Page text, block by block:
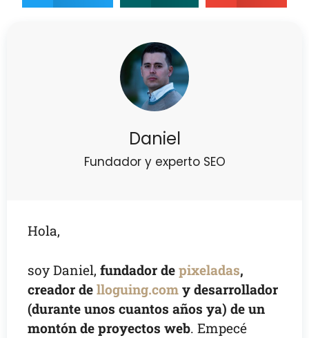
Daniel
Fundador y experto SEO
Hola,
soy Daniel, fundador de pixeladas,
creador de lloguing.com y desarrollador
(durante unos cuantos años ya) de un
montón de proyectos web. Empecé